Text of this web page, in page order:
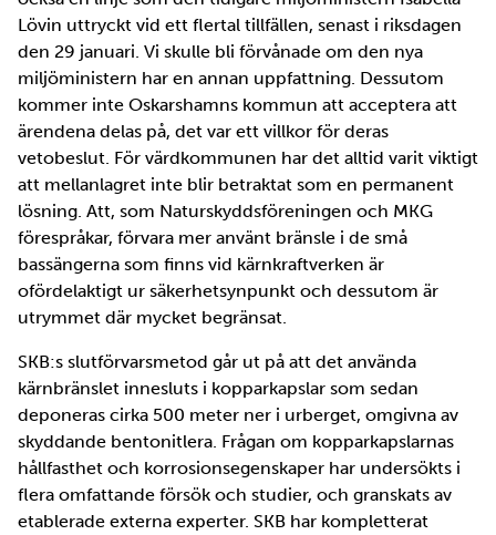
Lövin uttryckt vid ett flertal tillfällen, senast i riksdagen
den 29 januari. Vi skulle bli förvånade om den nya
miljöministern har en annan uppfattning. Dessutom
kommer inte Oskarshamns kommun att acceptera att
ärendena delas på, det var ett villkor för deras
vetobeslut. För värdkommunen har det alltid varit viktigt
att mellanlagret inte blir betraktat som en permanent
lösning. Att, som Naturskyddsföreningen och MKG
förespråkar, förvara mer använt bränsle i de små
bassängerna som finns vid kärnkraftverken är
ofördelaktigt ur säkerhetsynpunkt och dessutom är
utrymmet där mycket begränsat.
SKB:s slutförvarsmetod går ut på att det använda
kärnbränslet innesluts i kopparkapslar som sedan
deponeras cirka 500 meter ner i urberget, omgivna av
skyddande bentonitlera. Frågan om kopparkapslarnas
hållfasthet och korrosionsegenskaper har undersökts i
flera omfattande försök och studier, och granskats av
etablerade externa experter. SKB har kompletterat